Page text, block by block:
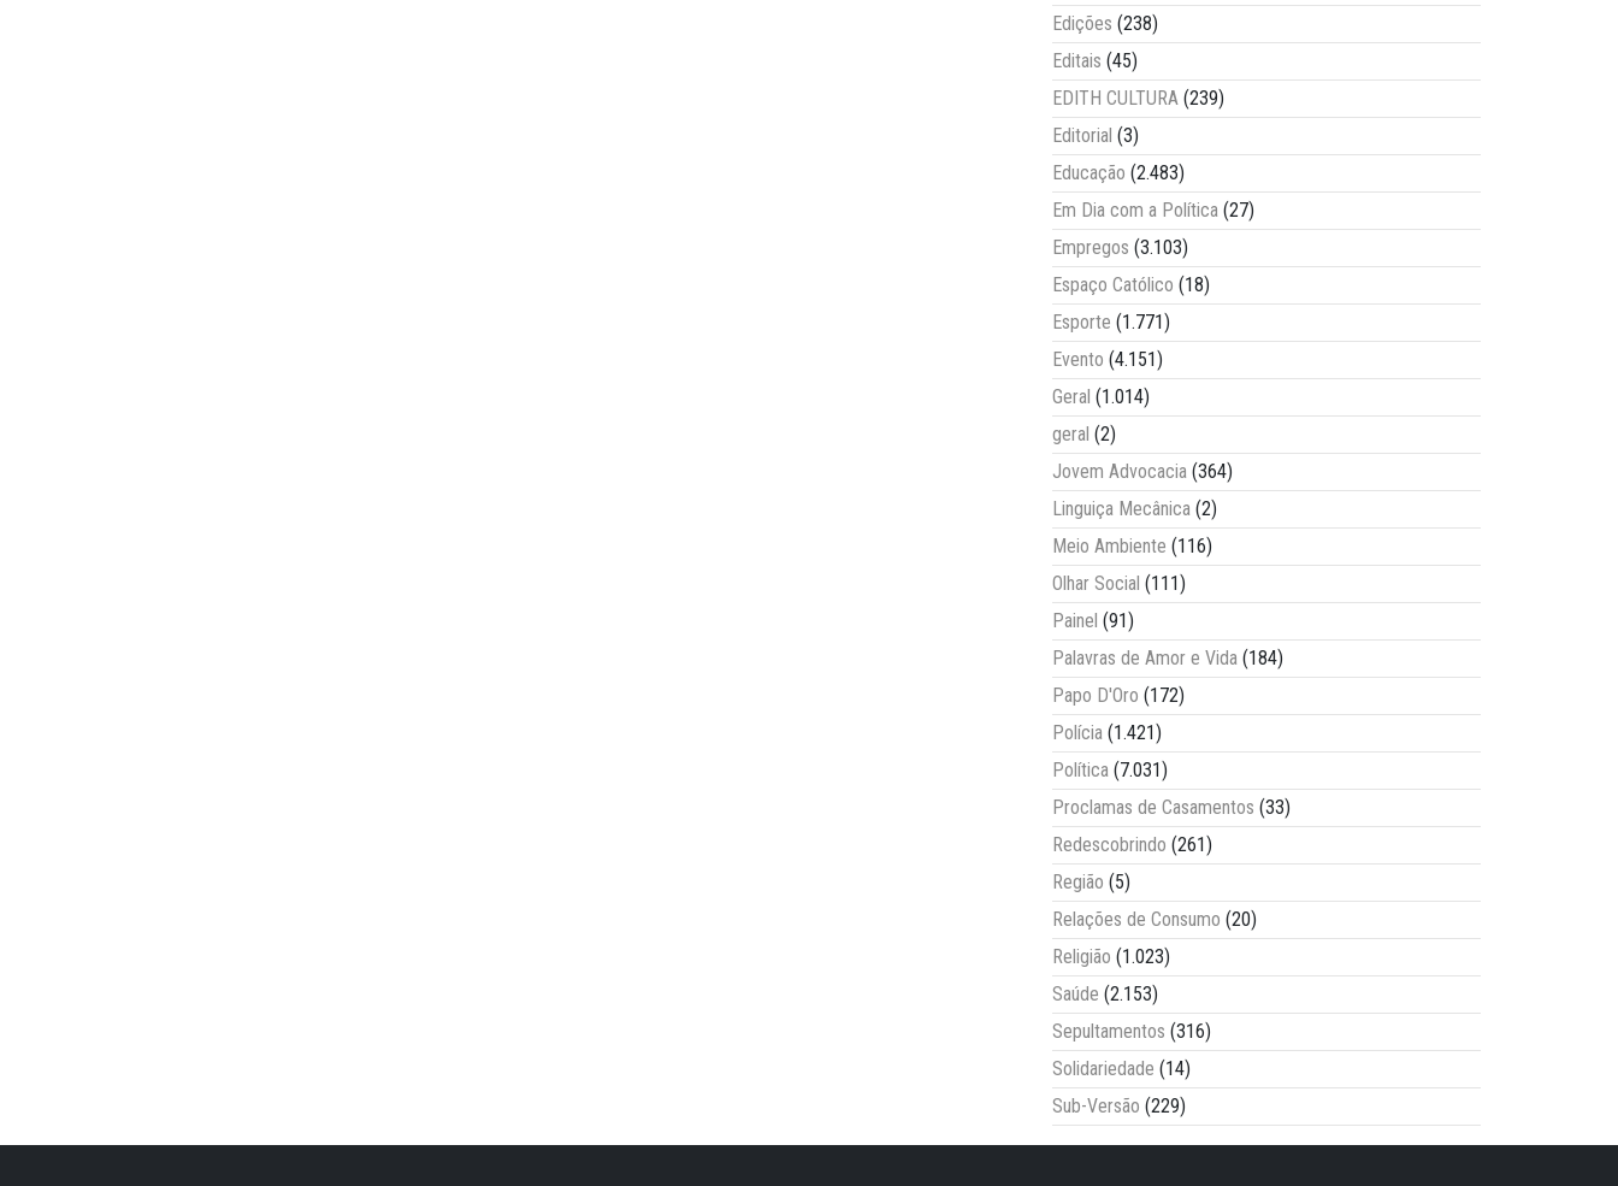
Edições (238)
Editais (45)
EDITH CULTURA (239)
Editorial (3)
Educação (2.483)
Em Dia com a Política (27)
Empregos (3.103)
Espaço Católico (18)
Esporte (1.771)
Evento (4.151)
Geral (1.014)
geral (2)
Jovem Advocacia (364)
Linguiça Mecânica (2)
Meio Ambiente (116)
Olhar Social (111)
Painel (91)
Palavras de Amor e Vida (184)
Papo D'Oro (172)
Polícia (1.421)
Política (7.031)
Proclamas de Casamentos (33)
Redescobrindo (261)
Região (5)
Relações de Consumo (20)
Religião (1.023)
Saúde (2.153)
Sepultamentos (316)
Solidariedade (14)
Sub-Versão (229)